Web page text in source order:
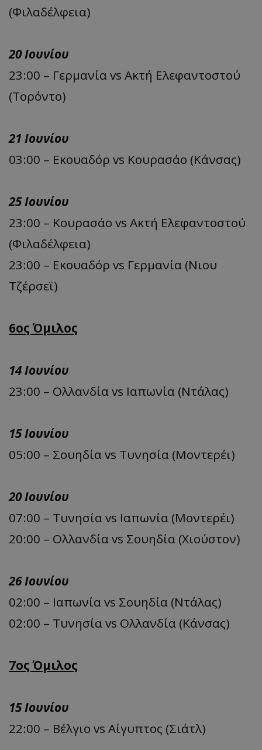
(Φιλαδέλφεια)
20 Ιουνίου
23:00 – Γερμανία vs Ακτή Ελεφαντοστού
(Τορόντο)
21 Ιουνίου
03:00 – Εκουαδόρ vs Κουρασάο (Κάνσας)
25 Ιουνίου
23:00 – Κουρασάο vs Ακτή Ελεφαντοστού
(Φιλαδέλφεια)
23:00 – Εκουαδόρ vs Γερμανία (Νιου
Τζέρσεϊ)
6ος Όμιλος
14 Ιουνίου
23:00 – Ολλανδία vs Ιαπωνία (Ντάλας)
15 Ιουνίου
05:00 – Σουηδία vs Τυνησία (Μοντερέι)
20 Ιουνίου
07:00 – Τυνησία vs Ιαπωνία (Μοντερέι)
20:00 – Ολλανδία vs Σουηδία (Χιούστον)
26 Ιουνίου
02:00 – Ιαπωνία vs Σουηδία (Ντάλας)
02:00 – Τυνησία vs Ολλανδία (Κάνσας)
7ος Όμιλος
15 Ιουνίου
22:00 – Βέλγιο vs Αίγυπτος (Σιάτλ)